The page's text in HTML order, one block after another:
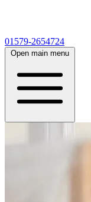
01579-2654724
Open main menu